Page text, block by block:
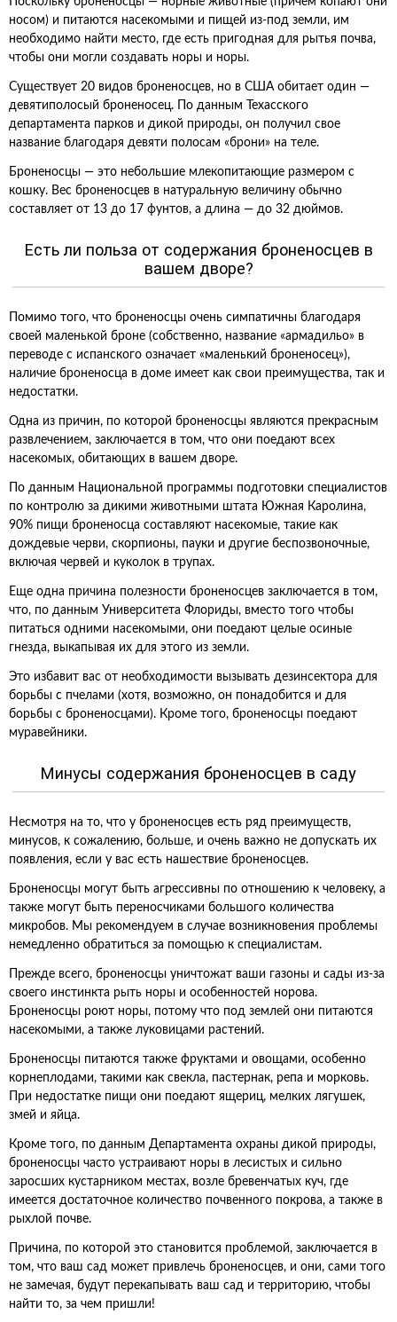
носом) и питаются насекомыми и пищей из-под земли, им
необходимо найти место, где есть пригодная для рытья почва,
чтобы они могли создавать норы и норы.
Существует 20 видов броненосцев, но в США обитает один —
девятиполосый броненосец. По данным Техасского
департамента парков и дикой природы, он получил свое
название благодаря девяти полосам «брони» на теле.
Броненосцы — это небольшие млекопитающие размером с
кошку. Вес броненосцев в натуральную величину обычно
составляет от 13 до 17 фунтов, а длина — до 32 дюймов.
Есть ли польза от содержания броненосцев в
вашем дворе?
Помимо того, что броненосцы очень симпатичны благодаря
своей маленькой броне (собственно, название «армадильо» в
переводе с испанского означает «маленький броненосец»),
наличие броненосца в доме имеет как свои преимущества, так и
недостатки.
Одна из причин, по которой броненосцы являются прекрасным
развлечением, заключается в том, что они поедают всех
насекомых, обитающих в вашем дворе.
По данным Национальной программы подготовки специалистов
по контролю за дикими животными штата Южная Каролина,
90% пищи броненосца составляют насекомые, такие как
дождевые черви, скорпионы, пауки и другие беспозвоночные,
включая червей и куколок в трупах.
Еще одна причина полезности броненосцев заключается в том,
что, по данным Университета Флориды, вместо того чтобы
питаться одними насекомыми, они поедают целые осиные
гнезда, выкапывая их для этого из земли.
Это избавит вас от необходимости вызывать дезинсектора для
борьбы с пчелами (хотя, возможно, он понадобится и для
борьбы с броненосцами). Кроме того, броненосцы поедают
муравейники.
Минусы содержания броненосцев в саду
Несмотря на то, что у броненосцев есть ряд преимуществ,
минусов, к сожалению, больше, и очень важно не допускать их
появления, если у вас есть нашествие броненосцев.
Броненосцы могут быть агрессивны по отношению к человеку, а
также могут быть переносчиками большого количества
микробов. Мы рекомендуем в случае возникновения проблемы
немедленно обратиться за помощью к специалистам.
Прежде всего, броненосцы уничтожат ваши газоны и сады из-за
своего инстинкта рыть норы и особенностей норова.
Броненосцы роют норы, потому что под землей они питаются
насекомыми, а также луковицами растений.
Броненосцы питаются также фруктами и овощами, особенно
корнеплодами, такими как свекла, пастернак, репа и морковь.
При недостатке пищи они поедают ящериц, мелких лягушек,
змей и яйца.
Кроме того, по данным Департамента охраны дикой природы,
броненосцы часто устраивают норы в лесистых и сильно
заросших кустарником местах, возле бревенчатых куч, где
имеется достаточное количество почвенного покрова, а также в
рыхлой почве.
Причина, по которой это становится проблемой, заключается в
том, что ваш сад может привлечь броненосцев, и они, сами того
не замечая, будут перекапывать ваш сад и территорию, чтобы
найти то, за чем пришли!